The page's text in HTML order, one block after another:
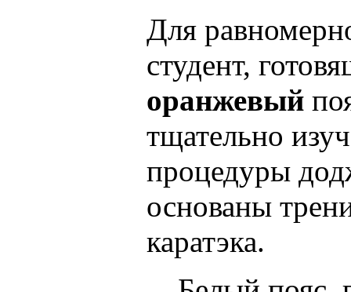
Для
студент,
оранжевый
тщательно
процедуры
основаны
каратэка.